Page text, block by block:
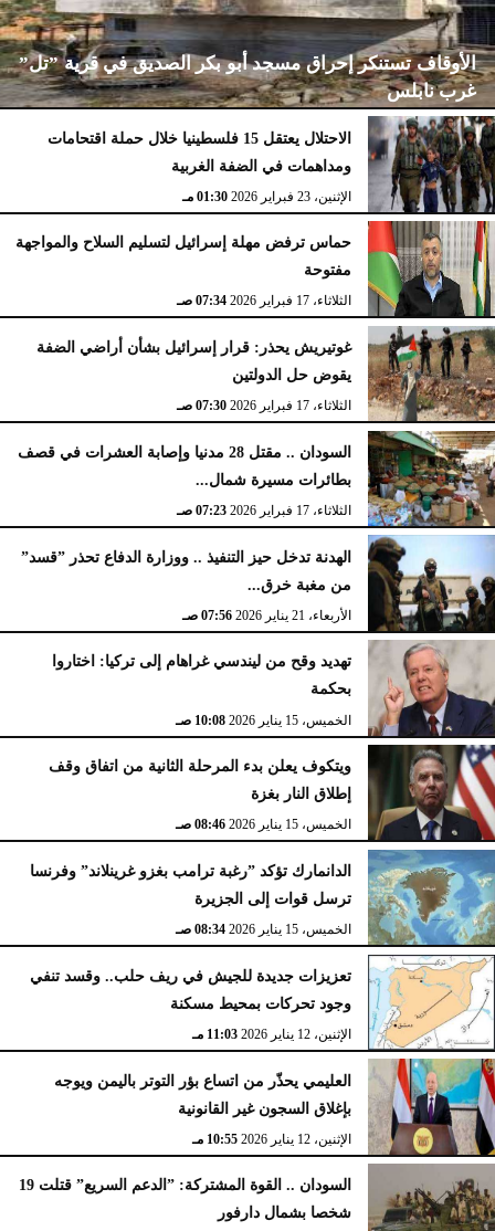
الأوقاف تستنكر إحراق مسجد أبو بكر الصديق في قرية ”تل”
غرب نابلس
الإثنين، 23 فبراير 2026 02:15 مـ
الاحتلال يعتقل 15 فلسطينيا خلال حملة اقتحامات
ومداهمات في الضفة الغربية
الإثنين، 23 فبراير 2026 01:30 مـ
حماس ترفض مهلة إسرائيل لتسليم السلاح والمواجهة
مفتوحة
الثلاثاء، 17 فبراير 2026 07:34 صـ
غوتيريش يحذر: قرار إسرائيل بشأن أراضي الضفة
يقوض حل الدولتين
الثلاثاء، 17 فبراير 2026 07:30 صـ
السودان .. مقتل 28 مدنيا وإصابة العشرات في قصف
بطائرات مسيرة شمال...
الثلاثاء، 17 فبراير 2026 07:23 صـ
الهدنة تدخل حيز التنفيذ .. ووزارة الدفاع تحذر ”قسد”
من مغبة خرق...
الأربعاء، 21 يناير 2026 07:56 صـ
تهديد وقح من ليندسي غراهام إلى تركيا: اختاروا
بحكمة
الخميس، 15 يناير 2026 10:08 صـ
ويتكوف يعلن بدء المرحلة الثانية من اتفاق وقف
إطلاق النار بغزة
الخميس، 15 يناير 2026 08:46 صـ
الدانمارك تؤكد ”رغبة ترامب بغزو غرينلاند” وفرنسا
ترسل قوات إلى الجزيرة
الخميس، 15 يناير 2026 08:34 صـ
تعزيزات جديدة للجيش في ريف حلب.. وقسد تنفي
وجود تحركات بمحيط مسكنة
الإثنين، 12 يناير 2026 11:03 مـ
العليمي يحذّر من اتساع بؤر التوتر باليمن ويوجه
بإغلاق السجون غير القانونية
الإثنين، 12 يناير 2026 10:55 مـ
السودان .. القوة المشتركة: ”الدعم السريع” قتلت 19
شخصا بشمال دارفور